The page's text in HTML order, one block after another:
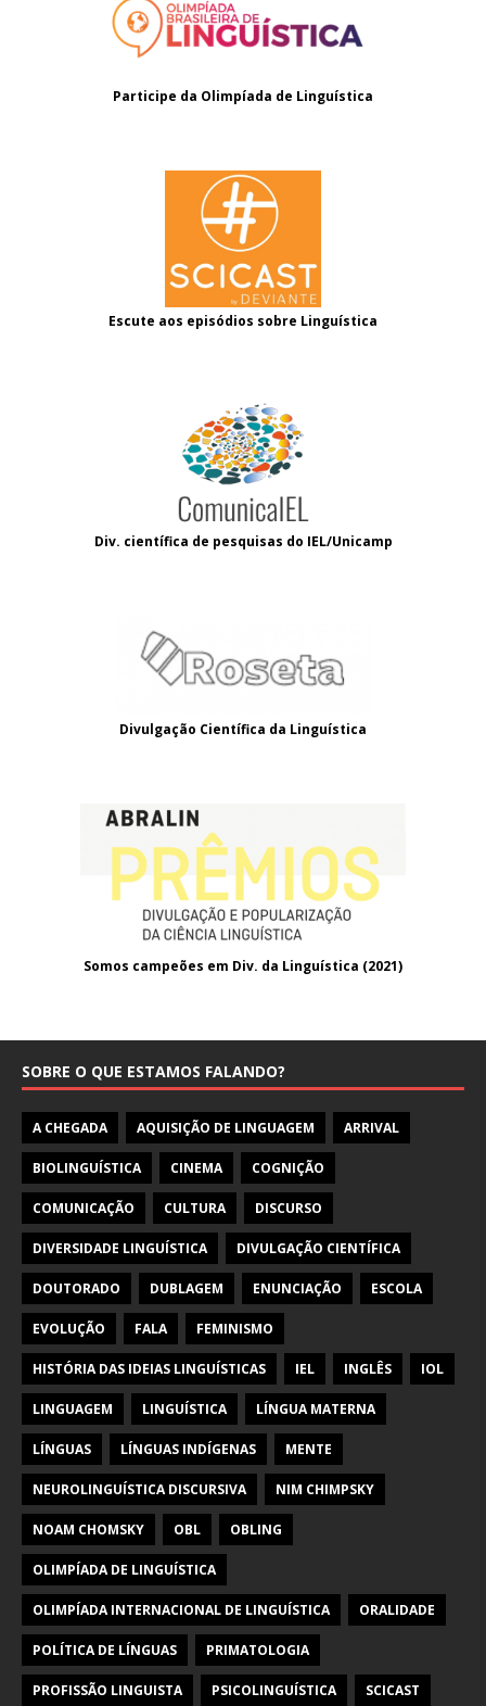
Participe da Olimpíada de Linguística
Escute aos episódios sobre Linguística
Div. científica de pesquisas do IEL/Unicamp
Divulgação Científica da Linguística
Somos campeões em Div. da Linguística (2021)
SOBRE O QUE ESTAMOS FALANDO?
A CHEGADA AQUISIÇÃO DE LINGUAGEM ARRIVAL
BIOLINGUÍSTICA CINEMA COGNIÇÃO
COMUNICAÇÃO CULTURA DISCURSO
DIVERSIDADE LINGUÍSTICA DIVULGAÇÃO CIENTÍFICA
DOUTORADO DUBLAGEM ENUNCIAÇÃO ESCOLA
EVOLUÇÃO FALA FEMINISMO
HISTÓRIA DAS IDEIAS LINGUÍSTICAS IEL INGLÊS IOL
LINGUAGEM LINGUÍSTICA LÍNGUA MATERNA
LÍNGUAS LÍNGUAS INDÍGENAS MENTE
NEUROLINGUÍSTICA DISCURSIVA NIM CHIMPSKY
NOAM CHOMSKY OBL OBLING
OLIMPÍADA DE LINGUÍSTICA
OLIMPÍADA INTERNACIONAL DE LINGUÍSTICA ORALIDADE
POLÍTICA DE LÍNGUAS PRIMATOLOGIA
PROFISSÃO LINGUISTA PSICOLINGUÍSTICA SCICAST